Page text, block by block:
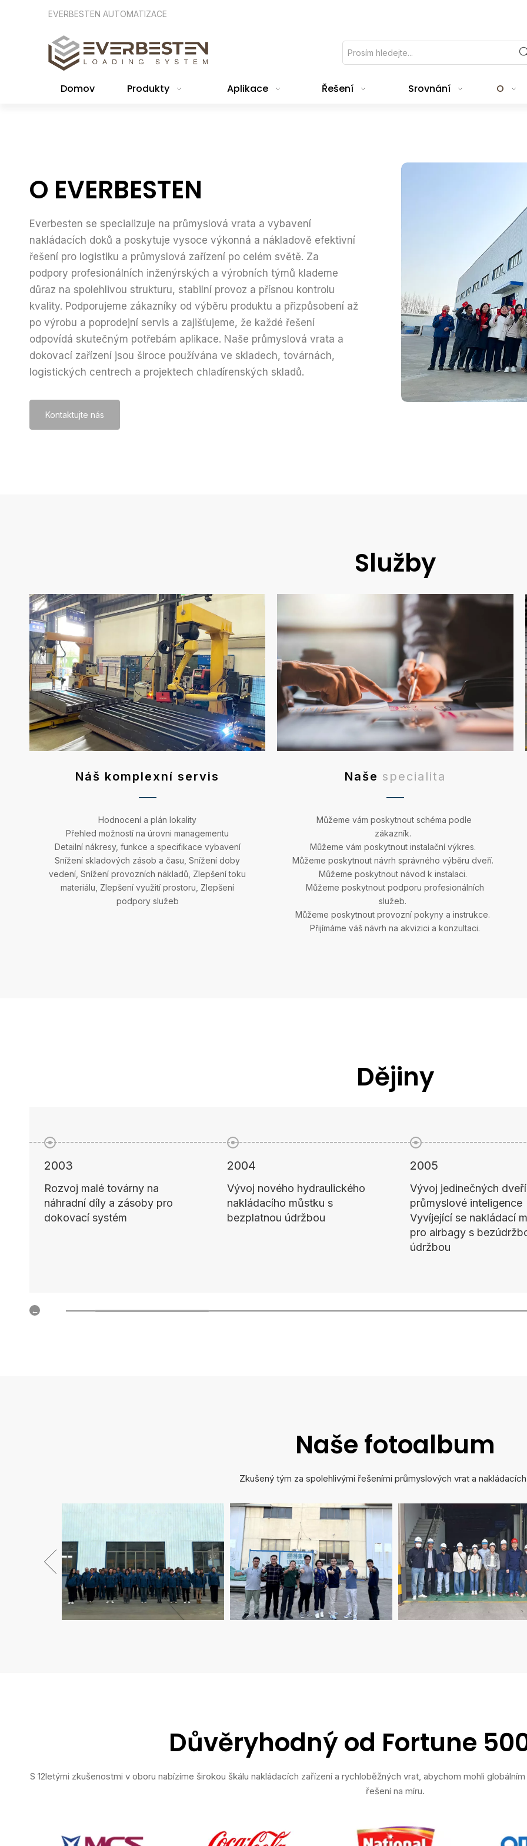
EVERBESTEN AUTOMATIZACE
Domov Produkty Aplikace Řešení Srovnání O
O EVERBESTEN
Everbesten se specializuje na průmyslová vrata a vybavení
nakládacích doků a poskytuje vysoce výkonná a nákladově efektivní
řešení pro logistiku a průmyslová zařízení po celém světě. Za
podpory profesionálních inženýrských a výrobních týmů klademe
důraz na spolehlivou strukturu, stabilní provoz a přísnou kontrolu
kvality. Podporujeme zákazníky od výběru produktu a přizpůsobení až
po výrobu a poprodejní servis a zajišťujeme, že každé řešení
odpovídá skutečným potřebám aplikace. Naše průmyslová vrata a
dokovací zařízení jsou široce používána ve skladech, továrnách,
logistických centrech a projektech chladírenských skladů.
Kontaktujte nás
Služby
Náš komplexní servis
Hodnocení a plán lokality
Přehled možností na úrovni managementu
Detailní nákresy, funkce a specifikace vybavení
Snížení skladových zásob a času, Snížení doby
vedení, Snížení provozních nákladů, Zlepšení toku
materiálu, Zlepšení využití prostoru, Zlepšení
podpory služeb
Naše specialita
Můžeme vám poskytnout schéma podle
zákazník.
Můžeme vám poskytnout instalační výkres.
Můžeme poskytnout návrh správného výběru dveří.
Můžeme poskytnout návod k instalaci.
Můžeme poskytnout podporu profesionálních
služeb.
Můžeme poskytnout provozní pokyny a instrukce.
Přijímáme váš návrh na akvizici a konzultaci.
Dějiny
2004
Vývoj nového hydraulického
nakládacího můstku s
bezplatnou údržbou
2005
Vývoj jedinečných dveří
průmyslové inteligence
Vyvíjející se nakládací můstek
2006
Inovujeme novější
vyrovnávací můstek
Naše fotoalbum
Zkušený tým za spolehlivými řešeními průmyslových vrat a
Důvěryhodný od Fortune
S 12letými zkušenostmi v oboru nabízíme širokou škálu nakládacích zařízení a rychloběžných vrat, abychom mohli
řešení na míru.